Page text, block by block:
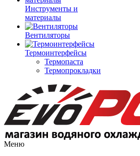
Инструменты и
материалы
Вентиляторы
Термоинтерфейсы
Термопаста
Термопрокладки
Меню